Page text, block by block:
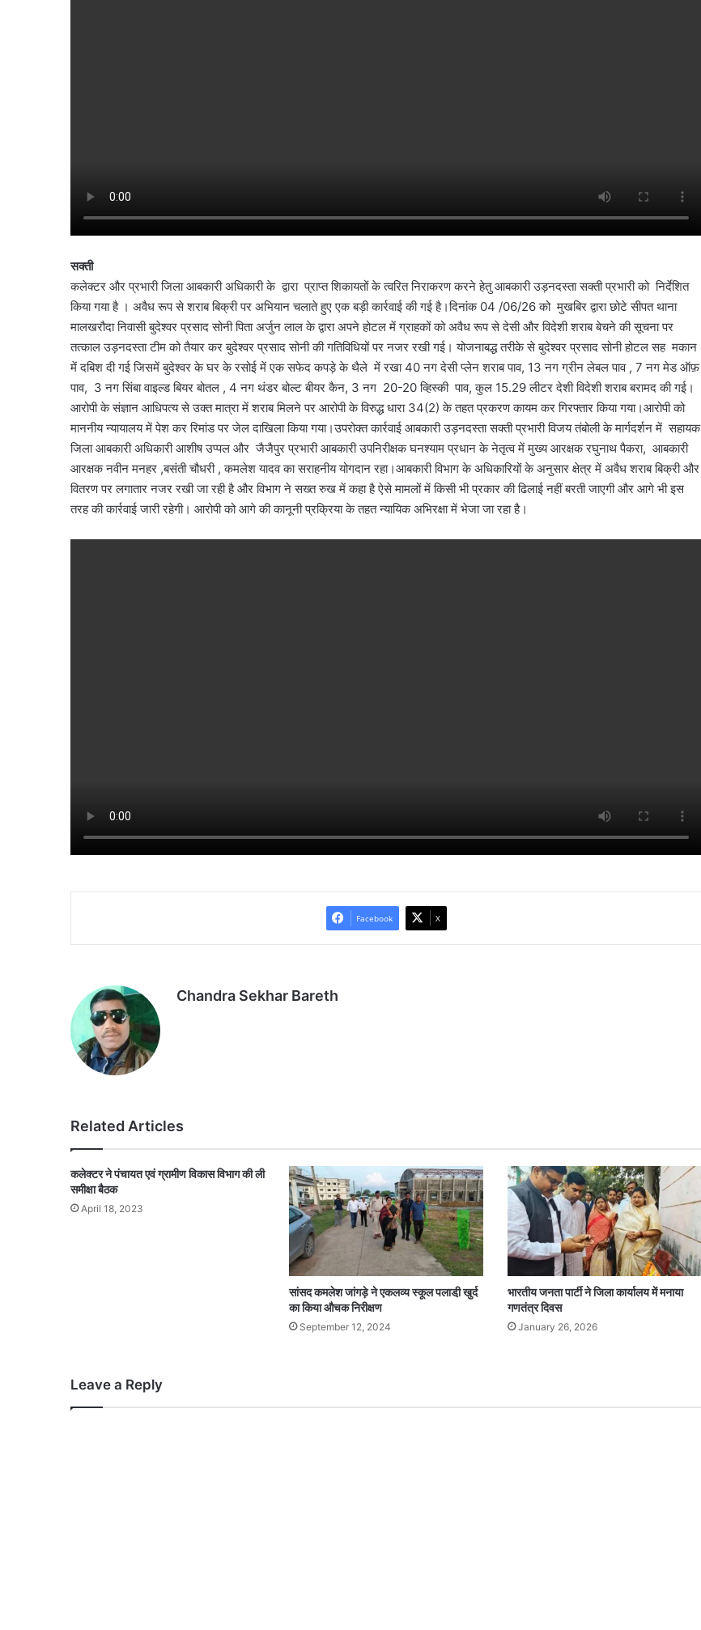
सक्ती
कलेक्टर और प्रभारी जिला आबकारी अधिकारी के द्वारा प्राप्त शिकायतों के त्वरित निराकरण करने हेतु आबकारी उड़नदस्ता सक्ती प्रभारी को निर्देशित
किया गया है । अवैध रूप से शराब बिक्री पर अभियान चलाते हुए एक बड़ी कार्रवाई की गई है।दिनांक 04 /06/26 को मुखबिर द्वारा छोटे सीपत थाना
मालखरौदा निवासी बुदेश्वर प्रसाद सोनी पिता अर्जुन लाल के द्वारा अपने होटल में ग्राहकों को अवैध रूप से देसी और विदेशी शराब बेचने की सूचना पर
तत्काल उड़नदस्ता टीम को तैयार कर बुदेश्वर प्रसाद सोनी की गतिविधियों पर नजर रखी गई। योजनाबद्ध तरीके से बुदेश्वर प्रसाद सोनी होटल सह मकान
में दबिश दी गई जिसमें बुदेश्वर के घर के रसोई में एक सफेद कपड़े के थैले में रखा 40 नग देसी प्लेन शराब पाव, 13 नग ग्रीन लेबल पाव , 7 नग मेड ऑफ़
पाव, 3 नग सिंबा वाइल्ड बियर बोतल , 4 नग थंडर बोल्ट बीयर कैन, 3 नग 20-20 व्हिस्की पाव, कुल 15.29 लीटर देशी विदेशी शराब बरामद की गई।
आरोपी के संज्ञान आधिपत्य से उक्त मात्रा में शराब मिलने पर आरोपी के विरुद्ध धारा 34(2) के तहत प्रकरण कायम कर गिरफ्तार किया गया।आरोपी को
माननीय न्यायालय में पेश कर रिमांड पर जेल दाखिला किया गया।उपरोक्त कार्रवाई आबकारी उड़नदस्ता सक्ती प्रभारी विजय तंबोली के मार्गदर्शन में सहायक
जिला आबकारी अधिकारी आशीष उप्पल और जैजैपुर प्रभारी आबकारी उपनिरीक्षक घनश्याम प्रधान के नेतृत्व में मुख्य आरक्षक रघुनाथ पैकरा, आबकारी
आरक्षक नवीन मनहर ,बसंती चौधरी , कमलेश यादव का सराहनीय योगदान रहा।आबकारी विभाग के अधिकारियों के अनुसार क्षेत्र में अवैध शराब बिक्री और
वितरण पर लगातार नजर रखी जा रही है और विभाग ने सख्त रुख में कहा है ऐसे मामलों में किसी भी प्रकार की ढिलाई नहीं बरती जाएगी और आगे भी इस
तरह की कार्रवाई जारी रहेगी। आरोपी को आगे की कानूनी प्रक्रिया के तहत न्यायिक अभिरक्षा में भेजा जा रहा है।
Facebook X
Chandra Sekhar Bareth
Related Articles
कलेक्टर ने पंचायत एवं ग्रामीण विकास विभाग की ली
समीक्षा बैठक
April 18, 2023
सांसद कमलेश जांगड़े ने एकलव्य स्कूल पलाडी़ खुर्द
का किया औचक निरीक्षण
September 12, 2024
भारतीय जनता पार्टी ने जिला कार्यालय में मनाया
गणतंत्र दिवस
January 26, 2026
Leave a Reply